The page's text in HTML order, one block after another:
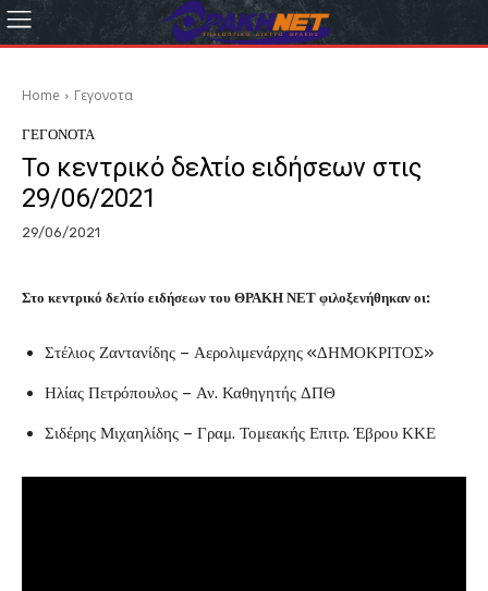
Home Γεγονοτα
ΓΕΓΟΝΟΤΑ
Το κεντρικό δελτίο ειδήσεων στις
29/06/2021
29/06/2021
Στο κεντρικό δελτίο ειδήσεων του ΘΡΑΚΗ ΝΕΤ φιλοξενήθηκαν οι:
Στέλιος Ζαντανίδης – Αερολιμενάρχης «ΔΗΜΟΚΡΙΤΟΣ»
Ηλίας Πετρόπουλος – Αν. Καθηγητής ΔΠΘ
Σιδέρης Μιχαηλίδης – Γραμ. Τομεακής Επιτρ. Έβρου ΚΚΕ